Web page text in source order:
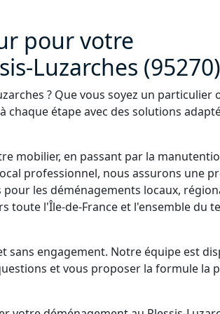
pour votre
Luzarches (95270)
? Que vous soyez un particulier
étape avec des solutions
mobilier, en passant par la
professionnel, nous assurons une
les déménagements locaux,
toute l'Île-de-France et l'ensemble du
sans engagement. Notre équipe est
et vous proposer la formule la